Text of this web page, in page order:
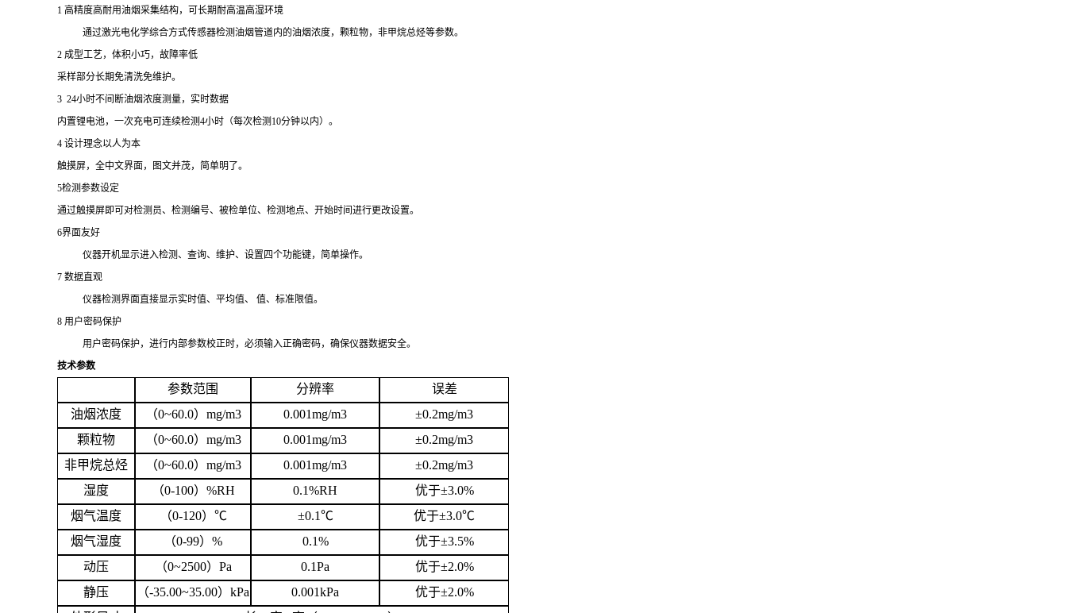
1 高精度高耐用油烟采集结构，可长期耐高温高湿环境
通过激光电化学综合方式传感器检测油烟管道内的油烟浓度，颗粒物，非甲烷总烃等参数。
2 成型工艺，体积小巧，故障率低
采样部分长期免清洗免维护。
3 24小时不间断油烟浓度测量，实时数据
内置锂电池，一次充电可连续检测4小时（每次检测 10分钟以内）。
4 设计理念以人为本
触摸屏，全中文界面，图文并茂，简单明了。
5检测参数设定
通过触摸屏即可对检测员、检测编号、被检单位、检测地点、开始时间进行更改设置。
6界面友好
仪器开机显示进入检测、查询、维护、设置四个功能键，简单操作。
7 数据直观
仪器检测界面直接显示实时值、平均值、 值、标准限值。
8 用户密码保护
用户密码保护，进行内部参数校正时，必须输入正确密码，确保仪器数据安全。
技术参数
参数范围 分辨率
误差
油烟浓度
（0~60.0）mg/m3 0.001mg/m3
±0.2mg/m3
颗粒物
（0~60.0）mg/m3 0.001mg/m3
±0.2mg/m3
非甲烷总烃
（0~60.0）mg/m3 0.001mg/m3
±0.2mg/m3
湿度
（0-100）%RH 0.1%RH
优于±3.0%
烟气温度
（0-120）℃ ±0.1℃
优于±3.0℃
烟气湿度
（0-99）% 0.1%
优于±3.5%
动压
（0~2500） Pa 0.1Pa
优于±2.0%
静压
（-35.00~35.00）kPa 0.001kPa
优于±2.0%